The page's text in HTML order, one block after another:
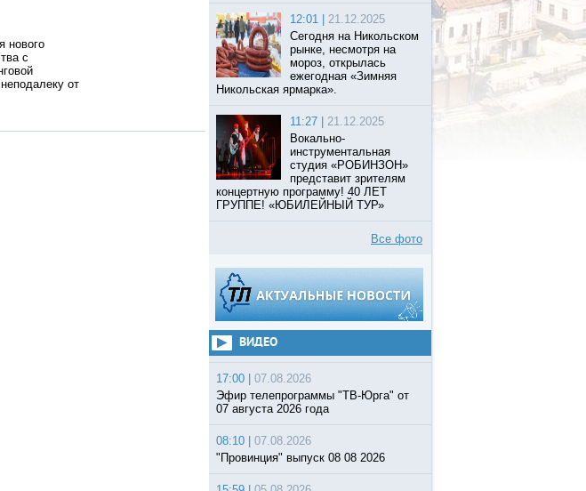
нового
с
от
12:01 |
21.12.2025
Сегодня на Никольском
рынке, несмотря на
мороз, открылась
ежегодная «Зимняя
Никольская ярмарка».
11:27 |
21.12.2025
Вокально-
инструментальная
студия «РОБИНЗОН»
представит зрителям
концертную программу! 40 ЛЕТ
ГРУППЕ! «ЮБИЛЕЙНЫЙ ТУР»
Все фото
ВИДЕО
17:00 |
07.08.2026
Эфир телепрограммы "ТВ-Юрга" от
07 августа 2026 года
08:10 |
07.08.2026
"Провинция" выпуск 08 08 2026